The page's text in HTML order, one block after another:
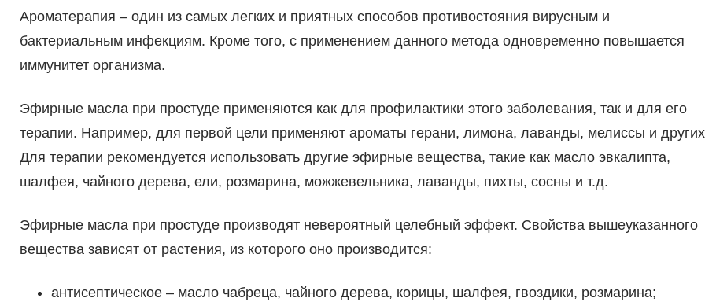
Ароматерапия – один из самых легких и приятных способов противостояния вирусным и
бактериальным инфекциям. Кроме того, с применением данного метода одновременно повышается
иммунитет организма.
Эфирные масла при простуде применяются как для профилактики этого заболевания, так и для его
терапии. Например, для первой цели применяют ароматы герани, лимона, лаванды, мелиссы и
Для терапии рекомендуется использовать другие эфирные вещества, такие как масло эвкалипта,
шалфея, чайного дерева, ели, розмарина, можжевельника, лаванды, пихты, сосны и т.д.
Эфирные масла при простуде производят невероятный целебный эффект. Свойства вышеуказанного
вещества зависят от растения, из которого оно производится:
антисептическое – масло чабреца, чайного дерева, корицы, шалфея, гвоздики, розмарина;